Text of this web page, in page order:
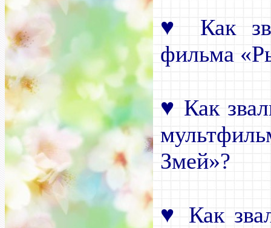
♥
Как
фильма
♥ Как
Змей»?
♥
Как